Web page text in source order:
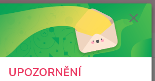
03.08.-08.08. 2026 čerpáme dovolenou.
v tomto období budou odeslány v pondělí 11.08.
2026 Děkujeme za pochopení 🌞
CZK 0 Kč
UPOZORNĚNÍ